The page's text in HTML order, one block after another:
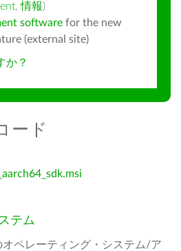
,情報)
software for the new
(external site)
か？
ード
テム
ペレーティング・システム/ア